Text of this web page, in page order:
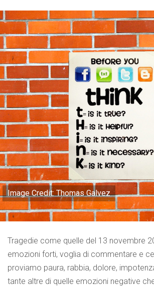
Image Credit: Thomas Galvez
Tragedie come quelle del 13 novembre
emozioni forti, voglia di commentare e
proviamo paura, rabbia, dolore,
tante altre di quelle emozioni negative